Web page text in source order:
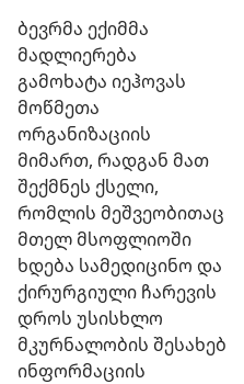
ბევრმა ექიმმა
მადლიერება
გამოხატა იეჰოვას
მოწმეთა
ორგანიზაციის
მიმართ, რადგან მათ
შექმნეს ქსელი,
რომლის მეშვეობითაც
მთელ მსოფლიოში
ხდება სამედიცინო და
ქირურგიული ჩარევის
დროს უსისხლო
მკურნალობის შესახებ
ინფორმაციის